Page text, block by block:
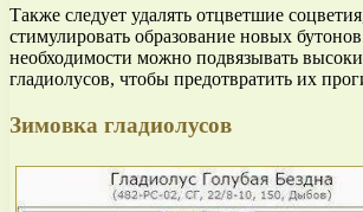
Также следует удалять отцветшие
стимулировать образование новых
необходимости можно подвязывать
гладиолусов, чтобы предотвратить их
Зимовка гладиолусов